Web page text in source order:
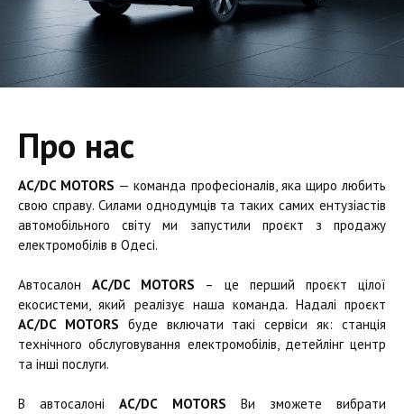
Про нас
AC/DC MOTORS — команда професіоналів, яка щиро любить
свою справу. Силами однодумців та таких самих ентузіастів
автомобільного світу ми запустили проєкт з продажу
електромобілів в Одесі.
АвтосалонAC/DC MOTORS – це перший проєкт цілої
екосистеми, який реалізує наша команда. Надалі проєкт
AC/DC MOTORS буде включати такі сервіси як: станція
технічного обслуговування електромобілів, детейлінг центр
та інші послуги.
В автосалоніAC/DC MOTORS Ви зможете вибрати